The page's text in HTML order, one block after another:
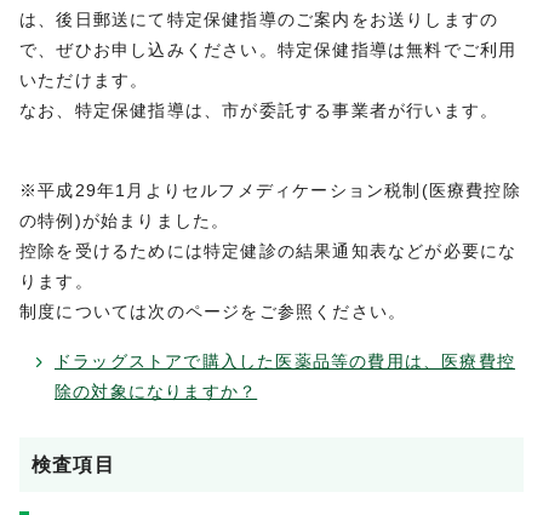
は、後日郵送にて特定保健指導のご案内をお送りしますの
で、ぜひお申し込みください。特定保健指導は無料でご利用
いただけます。
なお、特定保健指導は、市が委託する事業者が行います。
※平成29年1月よりセルフメディケーション税制(医療費控除
の特例)が始まりました。
控除を受けるためには特定健診の結果通知表などが必要にな
ります。
制度については次のページをご参照ください。
ドラッグストアで購入した医薬品等の費用は、医療費控
除の対象になりますか？
検査項目